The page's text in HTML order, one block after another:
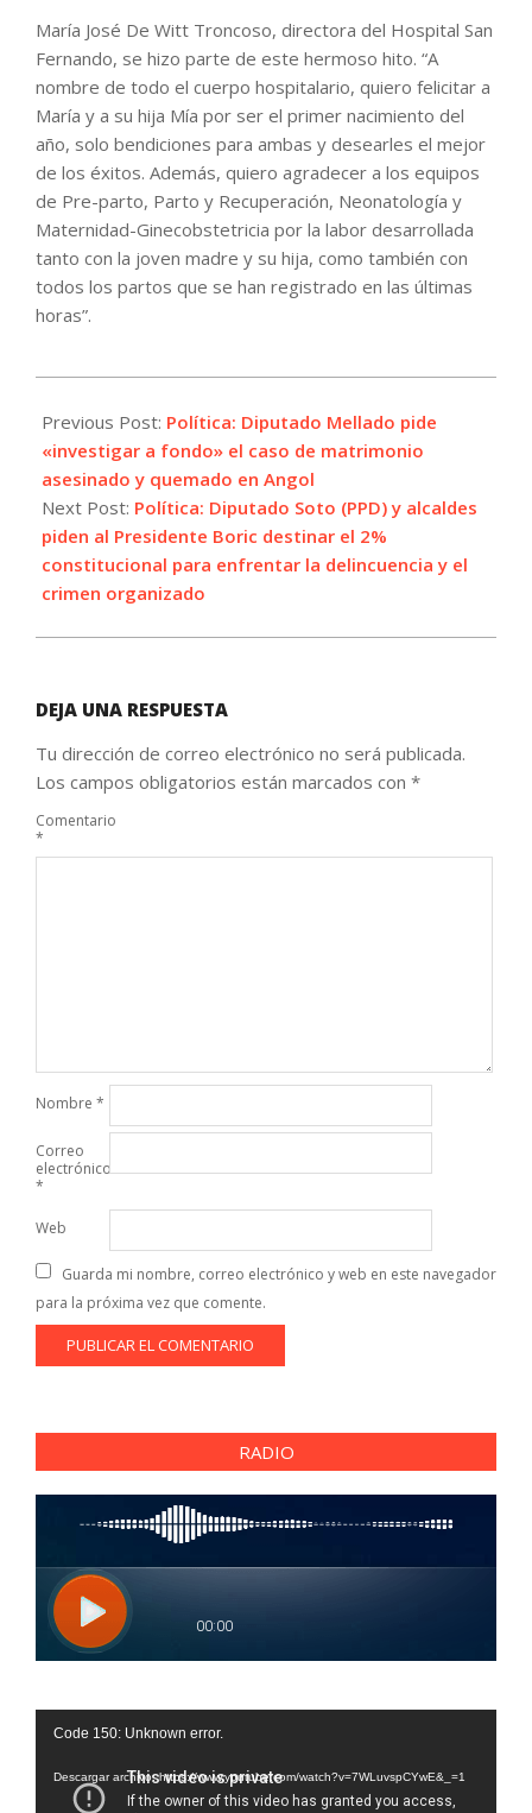
María José De Witt Troncoso, directora del Hospital San
Fernando, se hizo parte de este hermoso hito. “A
nombre de todo el cuerpo hospitalario, quiero felicitar a
María y a su hija Mía por ser el primer nacimiento del
año, solo bendiciones para ambas y desearles el mejor
de los éxitos. Además, quiero agradecer a los equipos
de Pre-parto, Parto y Recuperación, Neonatología y
Maternidad-Ginecobstetricia por la labor desarrollada
tanto con la joven madre y su hija, como también con
todos los partos que se han registrado en las últimas
horas”.
01-
03
Previous Post: Política: Diputado Mellado pide
«investigar a fondo» el caso de matrimonio
asesinado y quemado en Angol
Next Post: Política: Diputado Soto (PPD) y alcaldes
piden al Presidente Boric destinar el 2%
constitucional para enfrentar la delincuencia y el
crimen organizado
DEJA UNA RESPUESTA
Tu dirección de correo electrónico no será publicada.
Los campos obligatorios están marcados con *
Comentario
*
Nombre *
Correo
electrónico
*
Web
Guarda mi nombre, correo electrónico y web en este navegador
para la próxima vez que comente.
RADIO
Reproductor
vídeo
Code 150: Unknown error.
Descargar archivo: https://www.youtube.com/watch?v=7WLuvspCYwE&_=1